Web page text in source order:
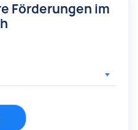
Förderungen im